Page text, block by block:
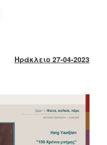
Ηράκλειο 27-04-2023